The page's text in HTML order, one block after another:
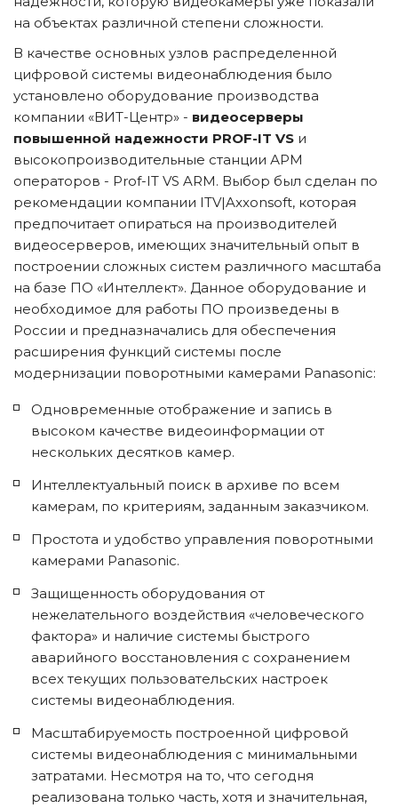
на объектах различной степени сложности.
В качестве основных узлов распределенной
цифровой системы видеонаблюдения было
установлено оборудование производства
компании «ВИТ-Центр» - видеосерверы
повышенной надежности PROF-IT VS и
высокопроизводительные станции АРМ
операторов - Prof-IT VS ARM. Выбор был сделан по
рекомендации компании ITV|Axxonsoft, которая
предпочитает опираться на производителей
видеосерверов, имеющих значительный опыт в
построении сложных систем различного масштаба
на базе ПО «Интеллект». Данное оборудование и
необходимое для работы ПО произведены в
России и предназначались для обеспечения
расширения функций системы после
модернизации поворотными камерами Panasonic:
Одновременные отображение и запись в
высоком качестве видеоинформации от
нескольких десятков камер.
Интеллектуальный поиск в архиве по всем
камерам, по критериям, заданным заказчиком.
Простота и удобство управления поворотными
камерами Panasonic.
Защищенность оборудования от
нежелательного воздействия «человеческого
фактора» и наличие системы быстрого
аварийного восстановления с сохранением
всех текущих пользовательских настроек
системы видеонаблюдения.
Масштабируемость построенной цифровой
системы видеонаблюдения с минимальными
затратами. Несмотря на то, что сегодня
реализована только часть, хотя и значительная,